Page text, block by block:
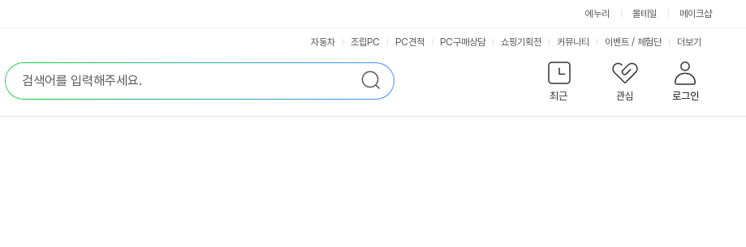
에누리 몰테일
메이크샵
합
검
색
검
색
최근
관심 로그인
자동차 조립PC PC견적 PC구매상담 쇼핑기획전 커뮤니티 이벤트 / 체험단 서
비
스
더보기